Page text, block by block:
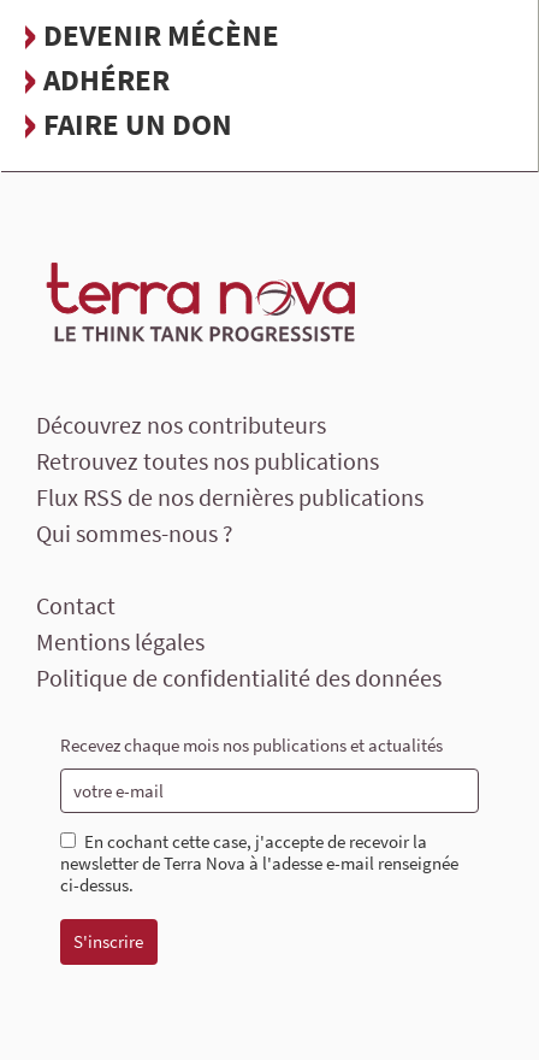
DEVENIR MÉCÈNE
ADHÉRER
FAIRE UN DON
Découvrez nos contributeurs
Retrouvez toutes nos publications
Flux RSS de nos dernières publications
Qui sommes-nous ?
Contact
Mentions légales
Politique de confidentialité des données
Recevez chaque mois nos publications et actualités
En cochant cette case, j'accepte de recevoir la
newsletter de Terra Nova à l'adesse e-mail renseignée
ci-dessus.